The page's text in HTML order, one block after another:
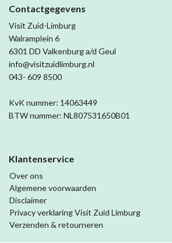
Contactgegevens
Visit Zuid-Limburg
Walramplein 6
6301 DD Valkenburg a/d Geul
info@visitzuidlimburg.nl
043- 609 8500
KvK nummer: 14063449
BTW nummer: NL807531650B01
Klantenservice
Over ons
Algemene voorwaarden
Disclaimer
Privacy verklaring Visit Zuid Limburg
Verzenden & retourneren